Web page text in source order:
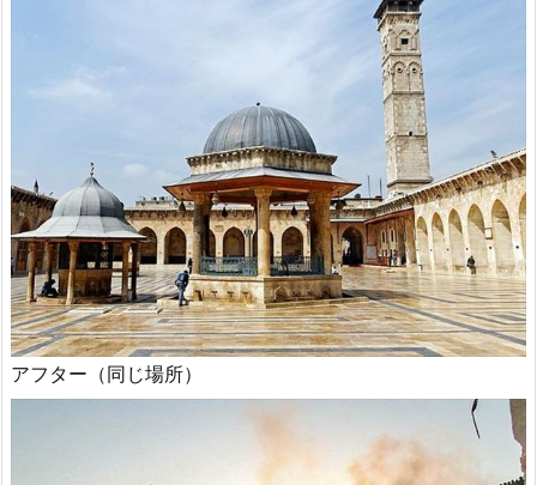
アフター（同じ場所）